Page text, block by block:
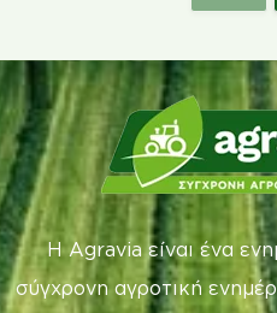
Η Agravia είναι ένα
σύγχρονη αγροτική